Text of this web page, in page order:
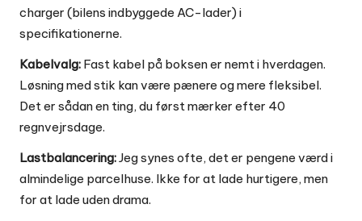
charger (bilens indbyggede AC-lader) i
specifikationerne.
Kabelvalg: Fast kabel på boksen er nemt i hverdagen.
Løsning med stik kan være pænere og mere fleksibel.
Det er sådan en ting, du først mærker efter 40
regnvejrsdage.
Lastbalancering:Jeg synes ofte, det er pengene værd i
almindelige parcelhuse. Ikke for at lade hurtigere, men
for at lade uden drama.